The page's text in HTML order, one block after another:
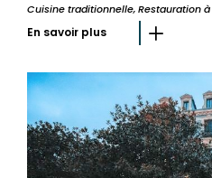
Cuisine traditionnelle, Restauration
En savoir plus